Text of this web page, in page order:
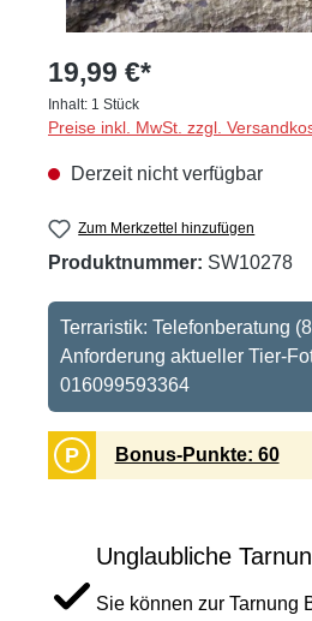
19,99 €*
Inhalt: 1 Stück
Preise inkl. MwSt. zzgl.
Derzeit nicht verfügbar
Zum Merkzettel hinzufügen
Produktnummer: SW10278
Terraristik: Telefonberatung
Anforderung aktueller Tier-
016099593364
P Bonus-Punkte: 60
Unglaubliche
Sie können zur Tarnung